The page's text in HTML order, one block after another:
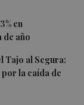
en
de año
Tajo al Segura:
por la caída de